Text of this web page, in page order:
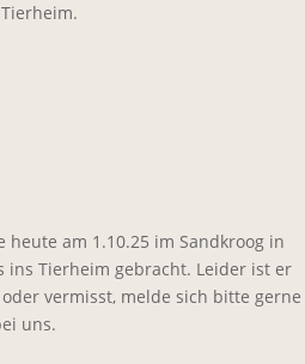
am 1.10.25 im Sandkroog in
Tierheim gebracht. Leider ist er
vermisst, melde sich bitte gerne
uns.